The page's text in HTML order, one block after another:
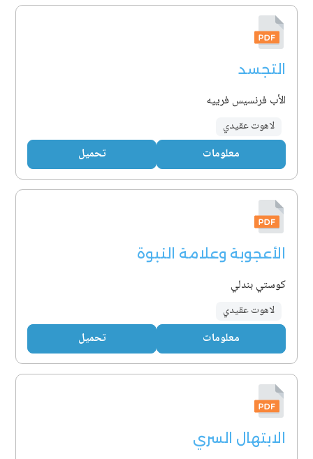
التجسد
الأب فرنسيس فرييه
لاهوت عقيدي
معلومات تحميل
الأعجوبة وعلامة النبوة
كوستي بندلي
لاهوت عقيدي
معلومات تحميل
الابتهال السري